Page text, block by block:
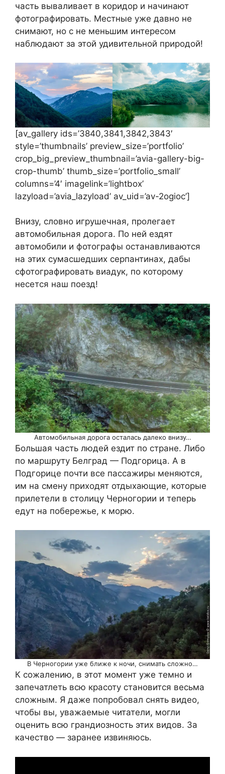
часть вываливает в коридор и начинают
фотографировать. Местные уже давно не
снимают, но с не меньшим интересом
наблюдают за этой удивительной природой!
[av_gallery ids=’3840,3841,3842,3843′
style=’thumbnails’ preview_size=’portfolio’
crop_big_preview_thumbnail=’avia-gallery-big-
crop-thumb’ thumb_size=’portfolio_small’
columns=’4′ imagelink=’lightbox’
lazyload=’avia_lazyload’ av_uid=’av-2ogioc’]
Внизу, словно игрушечная, пролегает
автомобильная дорога. По ней ездят
автомобили и фотографы останавливаются
на этих сумасшедших серпантинах, дабы
сфотографировать виадук, по которому
несется наш поезд!
Автомобильная дорога осталась далеко внизу…
Большая часть людей ездит по стране. Либо
по маршруту Белград — Подгорица. А в
Подгорице почти все пассажиры меняются,
им на смену приходят отдыхающие, которые
прилетели в столицу Черногории и теперь
едут на побережье, к морю.
В Черногории уже ближе к ночи, снимать сложно…
К сожалению, в этот момент уже темно и
запечатлеть всю красоту становится весьма
сложным. Я даже попробовал снять видео,
чтобы вы, уважаемые читатели, могли
оценить всю грандиозность этих видов. За
качество — заранее извиняюсь.